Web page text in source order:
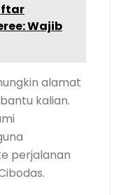
Wajib
alamat
kalian.
perjalanan